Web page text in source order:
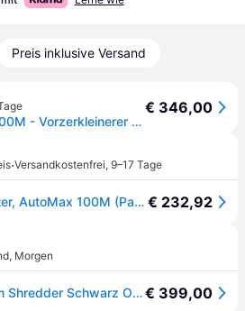
Preis inklusive Versand
Fellowes AutoMax 100M - Vorzerkleinerer - Mini-Cut
€ 346,00
·Versandkostenfrei, 9–17 Tage
Fellowes, Aktenvernichter, AutoMax 100M (Partikelschnitt) € 232,92
, Morgen
Fellowes Automax 100m Shredder Schwarz One Size / EU Plug 220V€ 399,00